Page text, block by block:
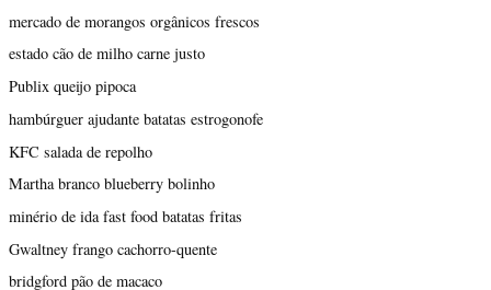
mercado de morangos orgânicos frescos
estado cão de milho carne justo
Publix queijo pipoca
hambúrguer ajudante batatas estrogonofe
KFC salada de repolho
Martha branco blueberry bolinho
minério de ida fast food batatas fritas
Gwaltney frango cachorro-quente
bridgford pão de macaco